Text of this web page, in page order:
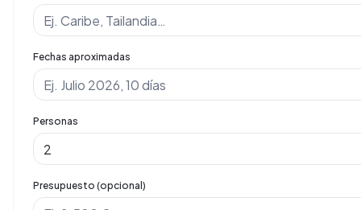
Fechas aproximadas
Personas
Presupuesto (opcional)